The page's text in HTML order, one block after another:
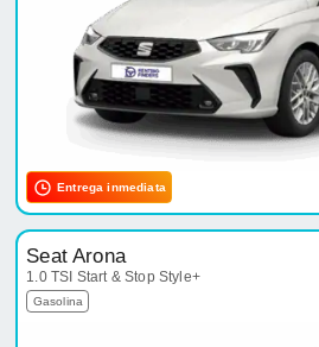
Entrega inmediata
Seat Arona
1.0 TSI Start & Stop Style+
Gasolina